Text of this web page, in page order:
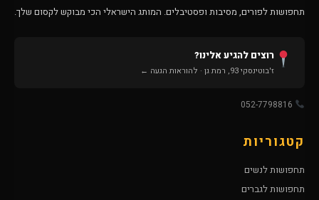
תחפושות לפורים, מסיבות ופסטיבלים. המותג הישראלי הכי מבוקש לקסום שלך.
רוצים להגיע אלינו?
ז'בוטינסקי 93, רמת גן · להוראות הגעה ←
קטגוריות
תחפושות לנשים
תחפושות לגברים